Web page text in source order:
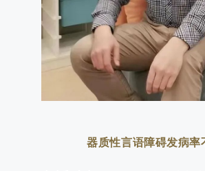
器质性言语障碍发病率